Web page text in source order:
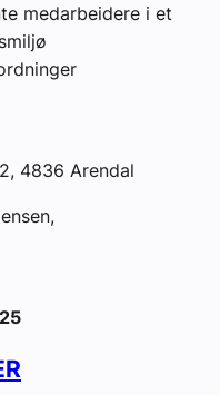
medarbeidere i et
4836 Arendal